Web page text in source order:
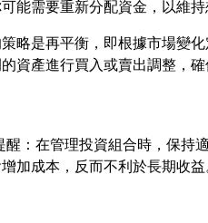
略是再平衡，即根據市場變
資產進行買入或賣出調整，
：在管理投資組合時，保持